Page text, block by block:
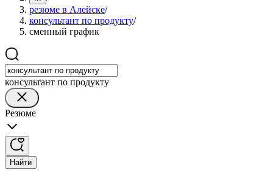
резюме в Алейске/
консультант по продукту/
сменный график
консультант по продукту
Резюме
Найти